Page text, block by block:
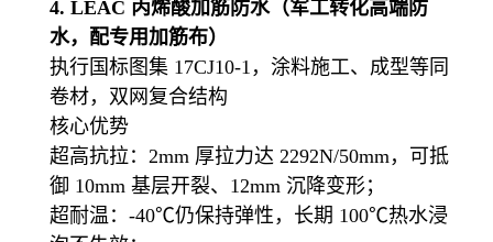
4. LEAC 丙烯酸加筋防水（军工转化高端防
水，配专用加筋布）
执行国标图集 17CJ10-1，涂料施工、成型等同
卷材，双网复合结构
核心优势
超高抗拉：2mm 厚拉力达 2292N/50mm，可抵
御 10mm 基层开裂、12mm 沉降变形；
超耐温：-40℃仍保持弹性，长期 100℃热水浸